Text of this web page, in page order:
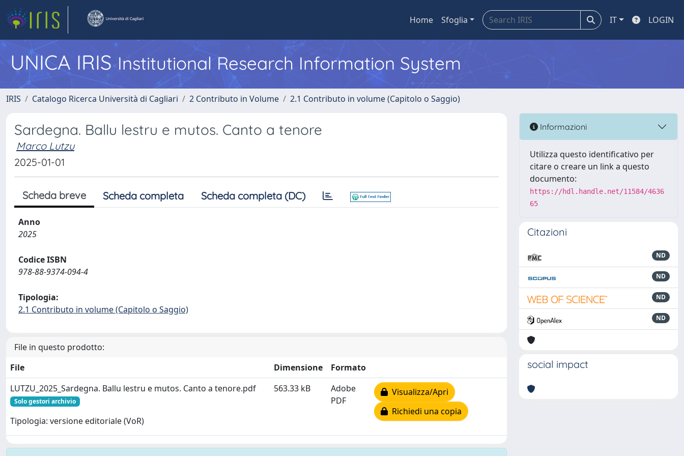
Home Sfoglia IT LOGIN
UNICA IRISInstitutional Research Information System
IRIS Catalogo Ricerca Università di Cagliari 2 Contributo in Volume 2.1 Contributo in volume (Capitolo o Saggio)
Sardegna. Ballu lestru e mutos. Canto a tenore
Marco Lutzu
2025-01-01
Scheda breve Scheda completa Scheda completa (DC)
Anno
2025
Codice ISBN
978-88-9374-094-4
Tipologia:
2.1 Contributo in volume (Capitolo o Saggio)
File in questo prodotto:
File
Dimensione
Formato
LUTZU_2025_Sardegna. Ballu lestru e mutos. Canto a tenore.pdf
Solo gestori archivio
Tipologia: versione editoriale (VoR)
563.33 kB
Adobe
PDF
Visualizza/Apri
Richiedi una copia
Informazioni
Utilizza questo identificativo per
citare o creare un link a questo
documento:
https://hdl.handle.net/11584/4636
65
Citazioni
ND
ND
ND
ND
social impact